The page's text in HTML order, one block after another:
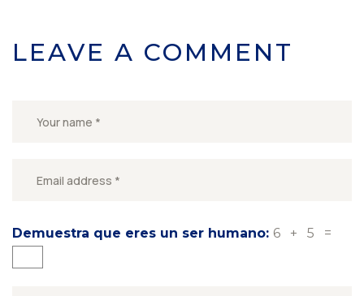
LEAVE A COMMENT
Demuestra que eres un ser humano: 6 + 5 =